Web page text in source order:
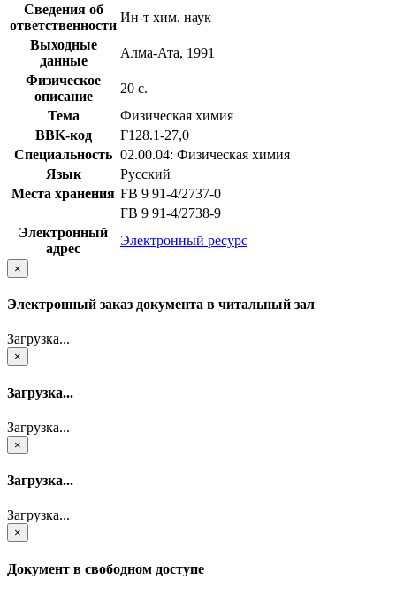
Сведения об
ответственности
Ин-т хим. наук
Выходные
данные
Алма-Ата, 1991
Физическое
описание
20 с.
Тема
Физическая химия
BBK-код
Г128.1-27,0
Специальность 02.00.04: Физическая химия
Язык
Русский
Места хранения FB 9 91-4/2737-0
FB 9 91-4/2738-9
Электронный
адрес
Электронный ресурс
×
Электронный заказ документа в читальный зал
Загрузка...
×
Загрузка...
Загрузка...
×
Загрузка...
Загрузка...
×
Документ в свободном доступе